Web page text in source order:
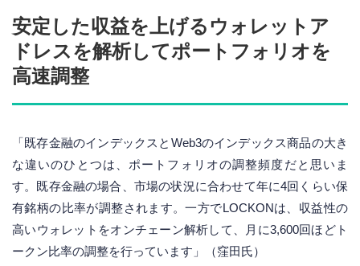
安定した収益を上げるウォレットア
ドレスを解析してポートフォリオを
高速調整
「既存金融のインデックスとWeb3のインデックス商品の大き
な違いのひとつは、ポートフォリオの調整頻度だと思いま
す。既存金融の場合、市場の状況に合わせて年に4回くらい保
有銘柄の比率が調整されます。一方でLOCKONは、収益性の
高いウォレットをオンチェーン解析して、月に3,600回ほどト
ークン比率の調整を行っています」（窪田氏）